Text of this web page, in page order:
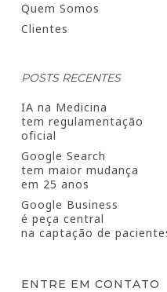
Quem Somos
Clientes
POSTS RECENTES
IA na Medicina
tem regulamentação
oficial
Google Search
tem maior mudança
em 25 anos
Google Business
é peça central
na captação de
ENTRE EM CONTATO